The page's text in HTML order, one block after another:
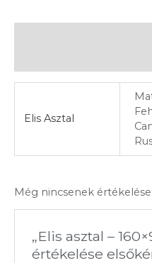
Elis Asztal
Még nincsenek
„Elis asztal –
értékelése